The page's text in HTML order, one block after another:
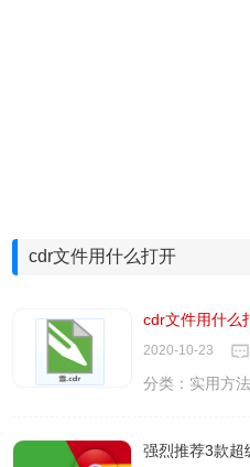
cdr文件用什么打开
cdr文件用什么
2020-10-23
分类： 实用方
强烈推荐3款